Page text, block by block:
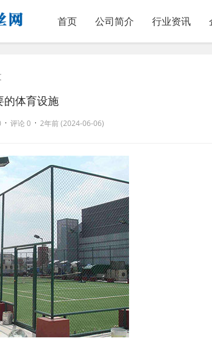
首页 公司简介 行业资讯
的体育设施
· 评论 0 · 2年前 (2024-06-06)